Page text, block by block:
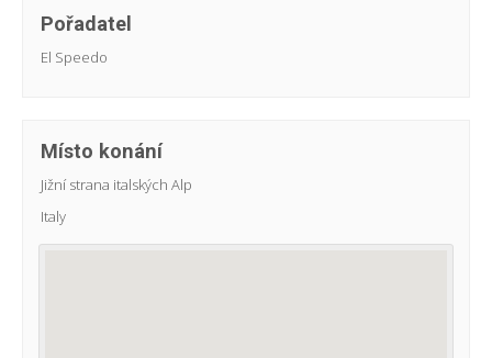
Pořadatel
El Speedo
Místo konání
Jižní strana italských Alp
Italy